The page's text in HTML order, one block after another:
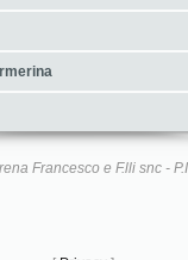
Francesco e F.lli snc -